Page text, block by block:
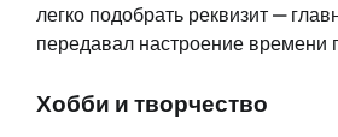
легко подобрать реквизит —
передавал настроение времени
Хобби и творчество